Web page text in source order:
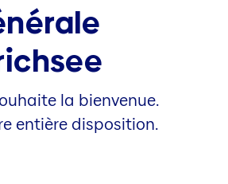
la bienvenue.
entière disposition.